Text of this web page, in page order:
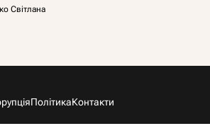
Світлана
ПолітикаКонтакти